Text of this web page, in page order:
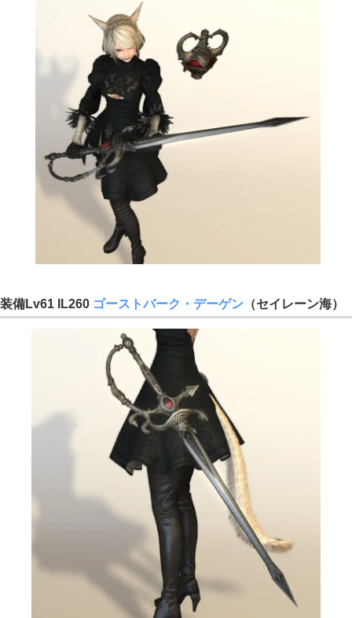
装備Lv61 IL260 ゴーストバーク・デーゲン （セイレーン海）